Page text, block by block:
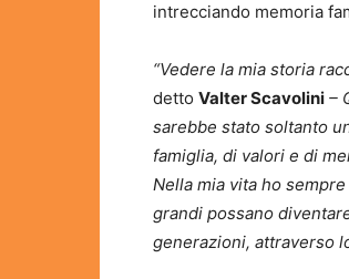
intrecciando memoria
“Vedere la mia storia
detto Valter Scavolini –
sarebbe stato soltanto
famiglia, di valori e di
Nella mia vita ho
grandi possano
generazioni, attraverso